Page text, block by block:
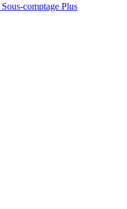
Sous-comptage Plus